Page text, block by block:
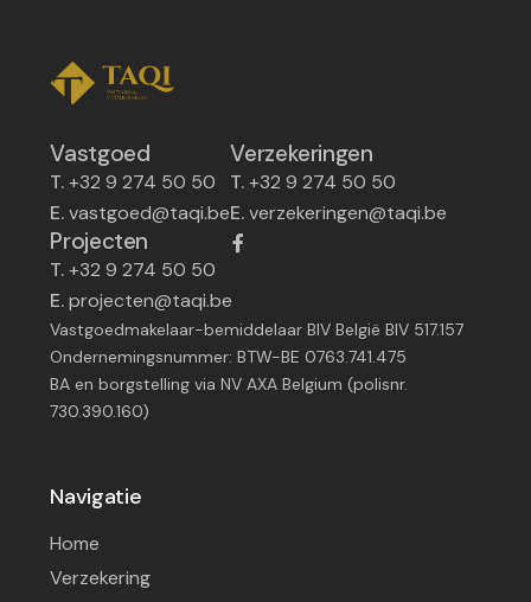
Vastgoed
T. +32 9 274 50 50
E. vastgoed@taqi.be
Verzekeringen
T. +32 9 274 50 50
E. verzekeringen@taqi.be
Projecten
T. +32 9 274 50 50
E. projecten@taqi.be
Vastgoedmakelaar-bemiddelaar BIV België BIV 517.157
Ondernemingsnummer: BTW-BE 0763.741.475
BA en borgstelling via NV AXA Belgium (polisnr.
730.390.160)
Navigatie
Home
Verzekering